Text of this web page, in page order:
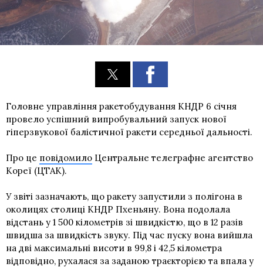
Головне управління ракетобудування КНДР 6 січня
провело успішний випробувальний запуск нової
гіперзвукової балістичної ракети середньої дальності.
Про це повідомило Центральне телеграфне агентство
Кореї (ЦТАК).
У звіті зазначають, що ракету запустили з полігона в
околицях столиці КНДР Пхеньяну. Вона подолала
відстань у 1 500 кілометрів зі швидкістю, що в 12 разів
швидша за швидкість звуку. Під час пуску вона вийшла
на дві максимальні висоти в 99,8 і 42,5 кілометра
відповідно, рухалася за заданою траєкторією та впала у